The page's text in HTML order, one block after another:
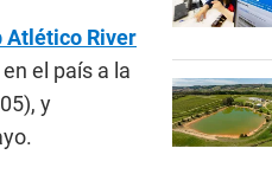
Atlético River
el país a la
y